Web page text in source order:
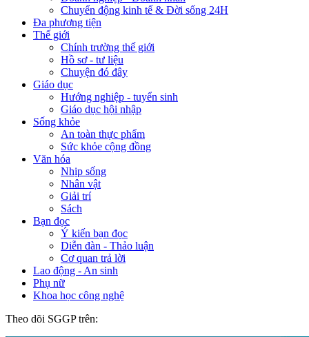
Chuyển động kinh tế & Đời sống 24H
Đa phương tiện
Thế giới
Chính trường thế giới
Hồ sơ - tư liệu
Chuyện đó đây
Giáo dục
Hướng nghiệp - tuyển sinh
Giáo dục hội nhập
Sống khỏe
An toàn thực phẩm
Sức khỏe cộng đồng
Văn hóa
Nhịp sống
Nhân vật
Giải trí
Sách
Bạn đọc
Ý kiến bạn đọc
Diễn đàn - Thảo luận
Cơ quan trả lời
Lao động - An sinh
Phụ nữ
Khoa học công nghệ
Theo dõi SGGP trên: